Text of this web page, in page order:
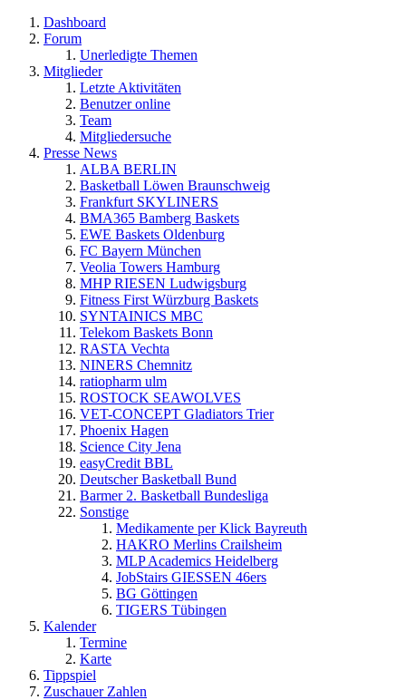
Dashboard
Forum
Unerledigte Themen
Mitglieder
Letzte Aktivitäten
Benutzer online
Team
Mitgliedersuche
Presse News
ALBA BERLIN
Basketball Löwen Braunschweig
Frankfurt SKYLINERS
BMA365 Bamberg Baskets
EWE Baskets Oldenburg
FC Bayern München
Veolia Towers Hamburg
MHP RIESEN Ludwigsburg
Fitness First Würzburg Baskets
SYNTAINICS MBC
Telekom Baskets Bonn
RASTA Vechta
NINERS Chemnitz
ratiopharm ulm
ROSTOCK SEAWOLVES
VET-CONCEPT Gladiators Trier
Phoenix Hagen
Science City Jena
easyCredit BBL
Deutscher Basketball Bund
Barmer 2. Basketball Bundesliga
Sonstige
Medikamente per Klick Bayreuth
HAKRO Merlins Crailsheim
MLP Academics Heidelberg
JobStairs GIESSEN 46ers
BG Göttingen
TIGERS Tübingen
Kalender
Termine
Karte
Tippspiel
Zuschauer Zahlen